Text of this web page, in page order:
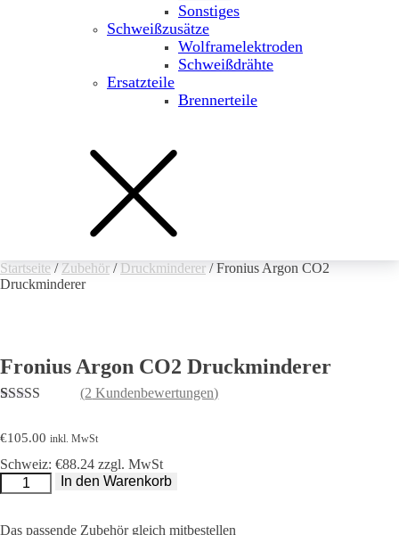
Sonstiges
Schweißzusätze
Wolframelektroden
Schweißdrähte
Ersatzteile
Brennerteile
Startseite / Zubehör / Druckminderer / Fronius Argon CO2
Druckminderer
Fronius Argon CO2 Druckminderer
basierend auf
Kundenbewertungen
(2 Kundenbewertungen)
€105.00 inkl. MwSt
Schweiz: €88.24 zzgl. MwSt
Fronius
Argon
Menge
In den Warenkorb
Das passende Zubehör gleich mitbestellen